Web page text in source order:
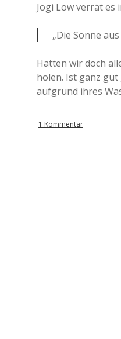
Jogi Löw verrät es
„Die Sonne
Hatten wir doch
holen. Ist ganz
aufgrund ihres
1 Kommentar